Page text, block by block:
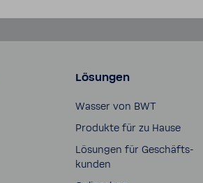
Lösungen
Wasser von BWT
Produkte für zu Hause
Lösungen für Geschäfts­
kunden